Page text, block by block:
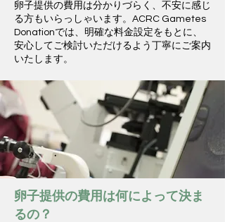
卵子提供の費用は分かりづらく、不安に感じ
る方もいらっしゃいます。ACRC Gametes
Donationでは、明確な料金設定をもとに、
安心してご検討いただけるよう丁寧にご案内
いたします。
卵子提供の費用は何によって決ま
るの？